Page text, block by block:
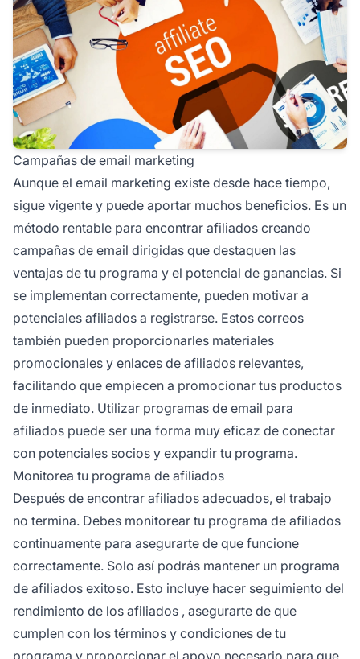
Campañas de email marketing
Aunque el email marketing existe desde hace tiempo,
sigue vigente y puede aportar muchos beneficios. Es un
método rentable para encontrar afiliados creando
campañas de email dirigidas que destaquen las
ventajas de tu programa y el potencial de ganancias. Si
se implementan correctamente, pueden motivar a
potenciales afiliados a registrarse. Estos correos
también pueden proporcionarles materiales
promocionales y enlaces de afiliados relevantes,
facilitando que empiecen a promocionar tus productos
de inmediato. Utilizar programas de email para
afiliados puede ser una forma muy eficaz de conectar
con potenciales socios y expandir tu programa.
Monitorea tu programa de afiliados
Después de encontrar afiliados adecuados, el trabajo
no termina. Debes monitorear tu programa de afiliados
continuamente para asegurarte de que funcione
correctamente. Solo así podrás mantener un programa
de afiliados exitoso. Esto incluye hacer seguimiento del
rendimiento de los afiliados , asegurarte de que
cumplen con los términos y condiciones de tu